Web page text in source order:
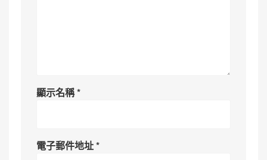
顯示名稱*
電子郵件地址*